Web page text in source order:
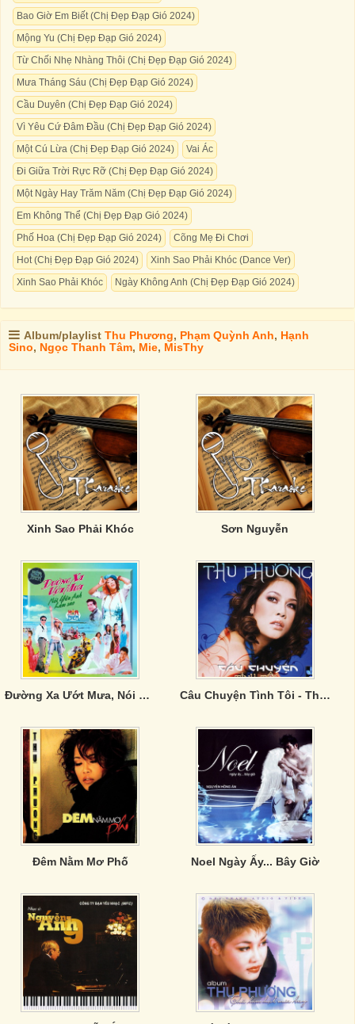
Bao Giờ Em Biết (Chị Đẹp Đạp Gió 2024)
Mộng Yu (Chị Đẹp Đạp Gió 2024)
Từ Chối Nhẹ Nhàng Thôi (Chị Đẹp Đạp Gió 2024)
Mưa Tháng Sáu (Chị Đẹp Đạp Gió 2024)
Cầu Duyên (Chị Đẹp Đạp Gió 2024)
Vì Yêu Cứ Đâm Đầu (Chị Đẹp Đạp Gió 2024)
Một Cú Lừa (Chị Đẹp Đạp Gió 2024)
Vai Ác
Đi Giữa Trời Rực Rỡ (Chị Đẹp Đạp Gió 2024)
Một Ngày Hay Trăm Năm (Chị Đẹp Đạp Gió 2024)
Em Không Thể (Chị Đẹp Đạp Gió 2024)
Phố Hoa (Chị Đẹp Đạp Gió 2024)
Cõng Mẹ Đi Chơi
Hot (Chị Đẹp Đạp Gió 2024)
Xinh Sao Phải Khóc (Dance Ver)
Xinh Sao Phải Khóc
Ngày Không Anh (Chị Đẹp Đạp Gió 2024)
Album/playlist Thu Phương, Phạm Quỳnh Anh, Hạnh
Sino, Ngọc Thanh Tâm, Mie, MisThy
Xinh Sao Phải Khóc Sơn Nguyễn
Đường Xa Ướt Mưa, Nói Yêu Anh Làm Sao Câu Chuyện Tình Tôi - Thu Phương
Đêm Nằm Mơ Phố Noel Ngày Ấy... Bây Giờ